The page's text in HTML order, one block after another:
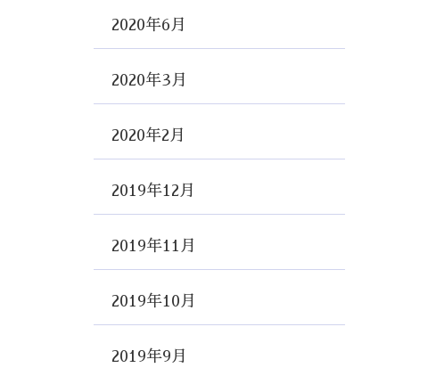
2020年6月
2020年3月
2020年2月
2019年12月
2019年11月
2019年10月
2019年9月